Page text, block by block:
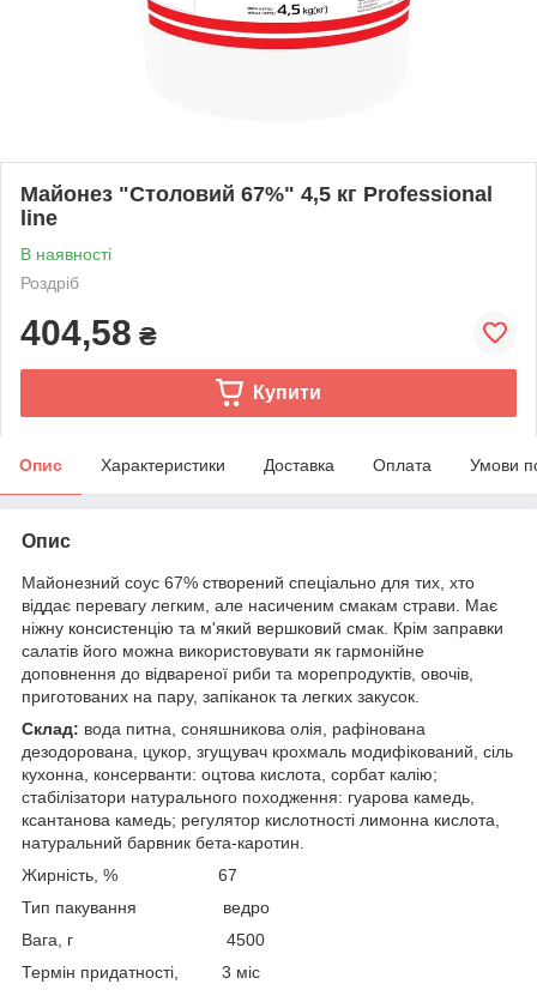
Майонез "Столовий 67%" 4,5 кг Professional
line
В наявності
Роздріб
404,58 ₴
Купити
Опис Характеристики Доставка Оплата Умови
Опис
Майонезний соус 67% створений спеціально для тих, хто
віддає перевагу легким, але насиченим смакам страви. Має
ніжну консистенцію та м'який вершковий смак. Крім заправки
салатів його можна використовувати як гармонійне
доповнення до відвареної риби та морепродуктів, овочів,
приготованих на пару, запіканок та легких закусок.
Склад: вода питна, соняшникова олія, рафінована
дезодорована, цукор, згущувач крохмаль модифікований, сіль
кухонна, консерванти: оцтова кислота, сорбат калію;
стабілізатори натурального походження: гуарова камедь,
ксантанова камедь; регулятор кислотності лимонна кислота,
натуральний барвник бета-каротин.
Жирність, % 67
Тип пакування ведро
Вага, г 4500
Термін придатності, 3 міс